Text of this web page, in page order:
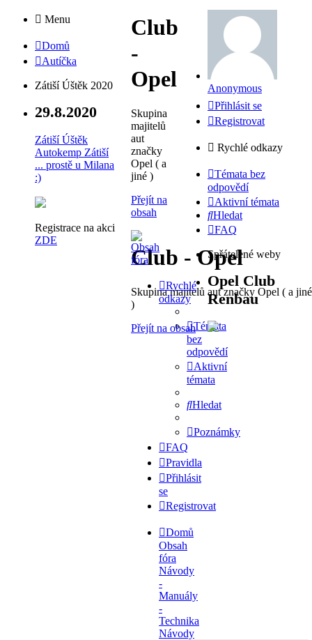
Menu
Domů
Autíčka
Zátiší Úštěk 2020
29.8.2020
Zátiší Úštěk
Autokemp Zátiší
... prostě u Milana
:)
Registrace na akci
ZDE
Club
-
Opel
Skupina
majitelů
aut
značky
Opel ( a
jiné )
Přejít na
obsah
Club - Opel
Skupina majitelů aut značky Opel ( a jiné
)
Přejít na obsah
Rychlé
odkazy
Témata
bez
odpovědí
Aktivní
témata
Hledat
Poznámky
FAQ
Pravidla
Přihlásit
se
Registrovat
Domů
Obsah
fóra
Návody
-
Manuály
-
Technika
Návody
Anonymous
Přihlásit se
Registrovat
Rychlé odkazy
Témata bez
odpovědí
Aktivní témata
Hledat
FAQ
Spřátelené weby
Opel Club
Renbau